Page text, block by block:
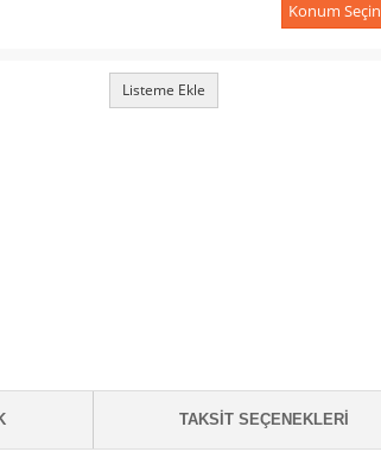
Konum Seçin
Listeme Ekle
TAKSIT SEÇENEKLERI